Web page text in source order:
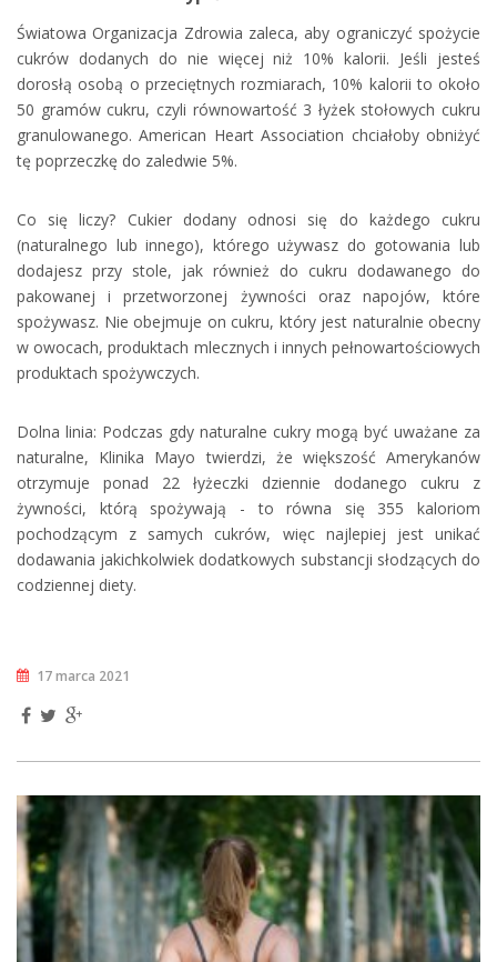
Światowa Organizacja Zdrowia zaleca, aby ograniczyć spożycie
cukrów dodanych do nie więcej niż 10% kalorii. Jeśli jesteś
dorosłą osobą o przeciętnych rozmiarach, 10% kalorii to około
50 gramów cukru, czyli równowartość 3 łyżek stołowych cukru
granulowanego. American Heart Association chciałoby obniżyć
tę poprzeczkę do zaledwie 5%.
Co się liczy? Cukier dodany odnosi się do każdego cukru
(naturalnego lub innego), którego używasz do gotowania lub
dodajesz przy stole, jak również do cukru dodawanego do
pakowanej i przetworzonej żywności oraz napojów, które
spożywasz. Nie obejmuje on cukru, który jest naturalnie obecny
w owocach, produktach mlecznych i innych pełnowartościowych
produktach spożywczych.
Dolna linia: Podczas gdy naturalne cukry mogą być uważane za
naturalne, Klinika Mayo twierdzi, że większość Amerykanów
otrzymuje ponad 22 łyżeczki dziennie dodanego cukru z
żywności, którą spożywają - to równa się 355 kaloriom
pochodzącym z samych cukrów, więc najlepiej jest unikać
dodawania jakichkolwiek dodatkowych substancji słodzących do
codziennej diety.
17 marca 2021